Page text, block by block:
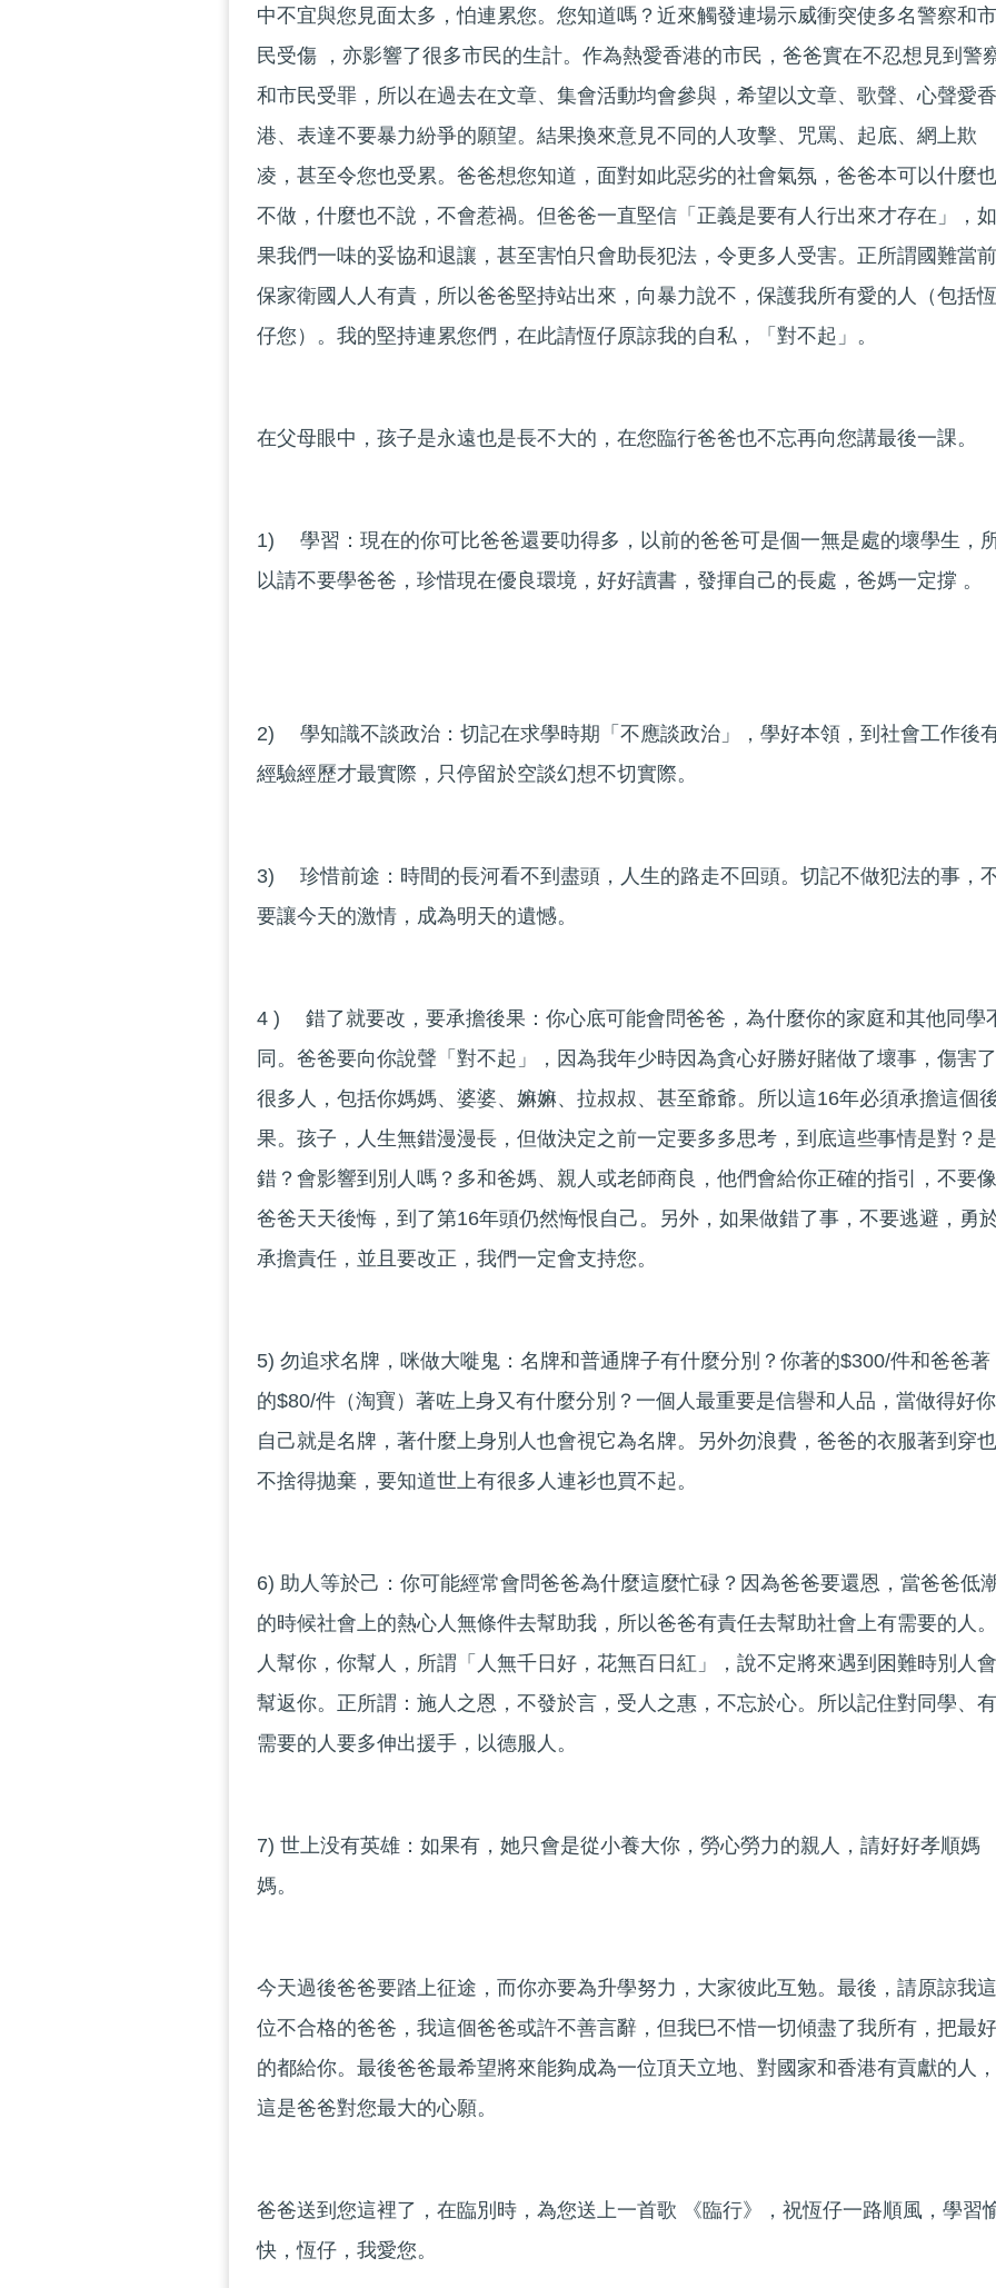
中不宜與您見面太多，怕連累您。您知道嗎？近來觸發連場示威衝突使多名警察和市
民受傷 ，亦影響了很多市民的生計。作為熱愛香港的市民，爸爸實在不忍想見到警
和市民受罪，所以在過去在文章、集會活動均會參與，希望以文章、歌聲、心聲愛香
港、表達不要暴力紛爭的願望。結果換來意見不同的人攻擊、咒罵、起底、網上欺
凌，甚至令您也受累。爸爸想您知道，面對如此惡劣的社會氣氛，爸爸本可以什麼也
不做，什麼也不說，不會惹禍。但爸爸一直堅信「正義是要有人行出來才存在」，如
果我們一味的妥協和退讓，甚至害怕只會助長犯法，令更多人受害。正所謂國難當前
保家衛國人人有責，所以爸爸堅持站出來，向暴力說不，保護我所有愛的人（包括恆
仔您）。我的堅持連累您們，在此請恆仔原諒我的自私，「對不起」。
在父母眼中，孩子是永遠也是長不大的，在您臨行爸爸也不忘再向您講最後一課。
1) 學習：現在的你可比爸爸還要叻得多，以前的爸爸可是個一無是處的壞學生，
以請不要學爸爸，珍惜現在優良環境，好好讀書，發揮自己的長處，爸媽一定撐 。
2) 學知識不談政治：切記在求學時期「不應談政治」，學好本領，到社會工作後
經驗經歷才最實際，只停留於空談幻想不切實際。
3) 珍惜前途：時間的長河看不到盡頭，人生的路走不回頭。切記不做犯法的事，
要讓今天的激情，成為明天的遺憾。
4 ) 錯了就要改，要承擔後果：你心底可能會問爸爸，為什麼你的家庭和其他同學
同。爸爸要向你說聲「對不起」，因為我年少時因為貪心好勝好賭做了壞事，傷害了
很多人，包括你媽媽、婆婆、嫲嫲、拉叔叔、甚至爺爺。所以這16年必須承擔這個
果。孩子，人生無錯漫漫長，但做決定之前一定要多多思考，到底這些事情是對？是
錯？會影響到別人嗎？多和爸媽、親人或老師商良，他們會給你正確的指引，不要像
爸爸天天後悔，到了第16年頭仍然悔恨自己。另外，如果做錯了事，不要逃避，勇
承擔責任，並且要改正，我們一定會支持您。
5) 勿追求名牌，咪做大嘥鬼：名牌和普通牌子有什麼分別？你著的$300/件和爸爸著
的$80/件（淘寶）著咗上身又有什麼分別？一個人最重要是信譽和人品，當做得好你
自己就是名牌，著什麼上身別人也會視它為名牌。另外勿浪費，爸爸的衣服著到穿也
不捨得拋棄，要知道世上有很多人連衫也買不起。
6) 助人等於己：你可能經常會問爸爸為什麼這麼忙碌？因為爸爸要還恩，當爸爸低
的時候社會上的熱心人無條件去幫助我，所以爸爸有責任去幫助社會上有需要的人。
人幫你，你幫人，所謂「人無千日好，花無百日紅」，說不定將來遇到困難時別人會
幫返你。正所謂：施人之恩，不發於言，受人之惠，不忘於心。所以記住對同學、有
需要的人要多伸出援手，以德服人。
7) 世上没有英雄：如果有，她只會是從小養大你，勞心勞力的親人，請好好孝順媽
媽。
今天過後爸爸要踏上征途，而你亦要為升學努力，大家彼此互勉。最後，請原諒我這
位不合格的爸爸，我這個爸爸或許不善言辭，但我巳不惜一切傾盡了我所有，把最好
的都給你。最後爸爸最希望將來能夠成為一位頂天立地、對國家和香港有貢獻的人，
這是爸爸對您最大的心願。
爸爸送到您這裡了，在臨別時，為您送上一首歌 《臨行》，祝恆仔一路順風，學習
快，恆仔，我愛您。